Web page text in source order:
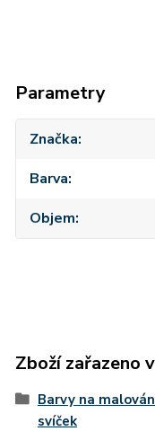
Parametry
Značka
Barva
Objem
Zboží zařazeno
Barvy na
svíček